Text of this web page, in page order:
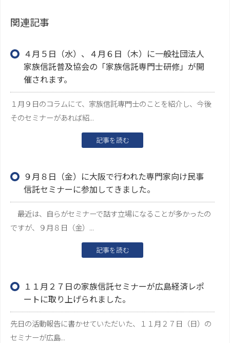
関連記事
４月５日（水）、４月６日（木）に一般社団法人
家族信託普及協会の「家族信託専門士研修」が開
催されます。
１月９日のコラムにて、家族信託専門士のことを紹介し、今後
そのセミナーがあれば紹...
記事を読む
９月８日（金）に大阪で行われた専門家向け民事
信託セミナーに参加してきました。
最近は、自らがセミナーで話す立場になることが多かったの
ですが、９月８日（金）...
記事を読む
１１月２７日の家族信託セミナーが広島経済レポ
ートに取り上げられました。
先日の活動報告に書かせていただいた、１１月２７日（日）の
セミナーが広島...